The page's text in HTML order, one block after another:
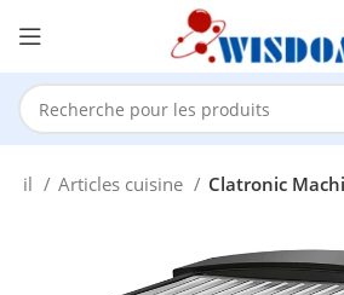
Articles cuisine Clatronic